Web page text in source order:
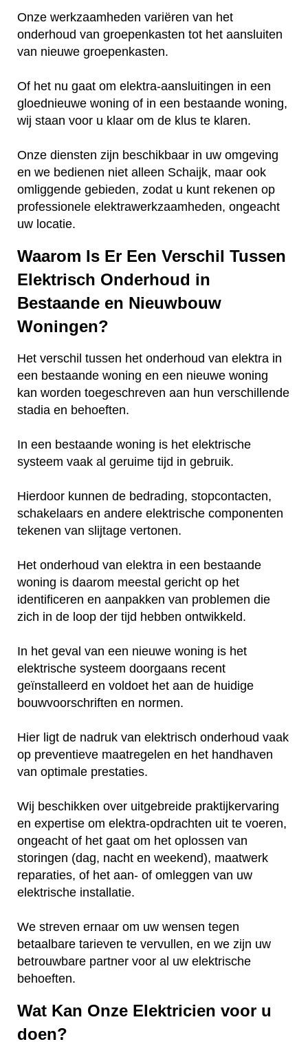
Onze werkzaamheden variëren van het
onderhoud van groepenkasten tot het aansluiten
van nieuwe groepenkasten.
Of het nu gaat om elektra-aansluitingen in een
gloednieuwe woning of in een bestaande woning,
wij staan voor u klaar om de klus te klaren.
Onze diensten zijn beschikbaar in uw omgeving
en we bedienen niet alleen Schaijk, maar ook
omliggende gebieden, zodat u kunt rekenen op
professionele elektrawerkzaamheden, ongeacht
uw locatie.
Waarom Is Er Een Verschil Tussen
Elektrisch Onderhoud in
Bestaande en Nieuwbouw
Woningen?
Het verschil tussen het onderhoud van elektra in
een bestaande woning en een nieuwe woning
kan worden toegeschreven aan hun verschillende
stadia en behoeften.
In een bestaande woning is het elektrische
systeem vaak al geruime tijd in gebruik.
Hierdoor kunnen de bedrading, stopcontacten,
schakelaars en andere elektrische componenten
tekenen van slijtage vertonen.
Het onderhoud van elektra in een bestaande
woning is daarom meestal gericht op het
identificeren en aanpakken van problemen die
zich in de loop der tijd hebben ontwikkeld.
In het geval van een nieuwe woning is het
elektrische systeem doorgaans recent
geïnstalleerd en voldoet het aan de huidige
bouwvoorschriften en normen.
Hier ligt de nadruk van elektrisch onderhoud vaak
op preventieve maatregelen en het handhaven
van optimale prestaties.
Wij beschikken over uitgebreide praktijkervaring
en expertise om elektra-opdrachten uit te voeren,
ongeacht of het gaat om het oplossen van
storingen (dag, nacht en weekend), maatwerk
reparaties, of het aan- of omleggen van uw
elektrische installatie.
We streven ernaar om uw wensen tegen
betaalbare tarieven te vervullen, en we zijn uw
betrouwbare partner voor al uw elektrische
behoeften.
Wat Kan Onze Elektricien voor u
doen?